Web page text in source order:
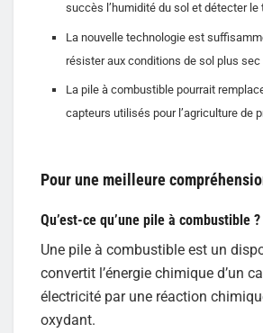
succès l’humidité du sol et détecter le
La nouvelle technologie est
résister aux conditions de sol plus
La pile à combustible pourrait
capteurs utilisés pour l’agriculture de
Pour une meilleure
Qu’est-ce qu’une pile à combustible ?
Une pile à combustible est un
convertit l’énergie chimique d’un
électricité par une réaction
oxydant.